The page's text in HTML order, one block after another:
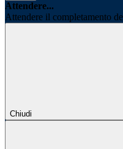
Attendere...
Attendere il completamento
Chiudi